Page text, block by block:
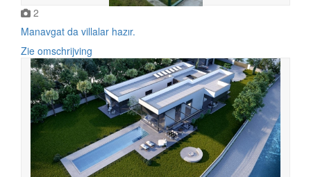
2
Manavgat da villalar hazır.
Zie omschrijving